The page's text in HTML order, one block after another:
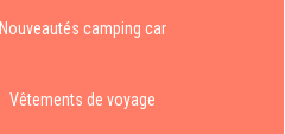
Nouveautés camping car
Vêtements de voyage